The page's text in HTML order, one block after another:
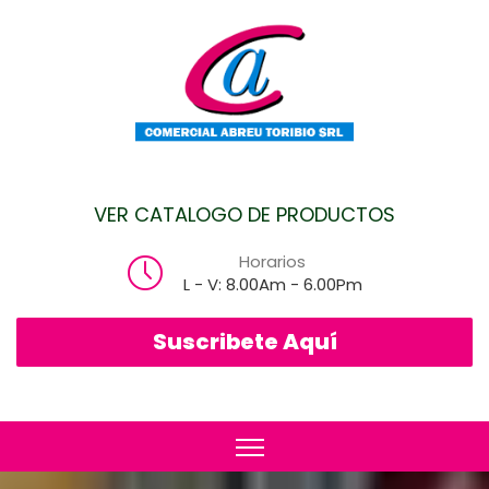
VER CATALOGO DE PRODUCTOS
Horarios
L - V: 8.00Am - 6.00Pm
Suscribete Aquí